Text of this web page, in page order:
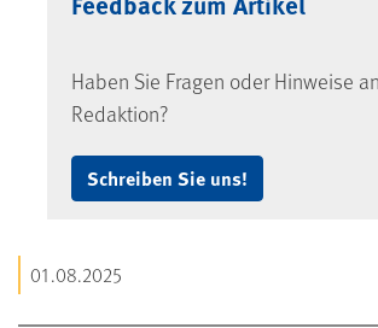
Haben Sie Fragen oder Hinweise
Redaktion?
Schreiben Sie uns!
01.08.2025